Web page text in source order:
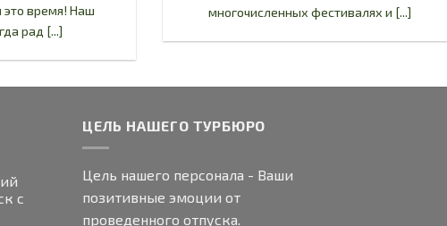
это время! Наш
рад [...]
многочисленных фестивалях и [...]
с
ЦЕЛЬ НАШЕГО ТУРБЮРО
Цель нашего персонала - Ваши
позитивные эмоции от
проведенного отпуска.